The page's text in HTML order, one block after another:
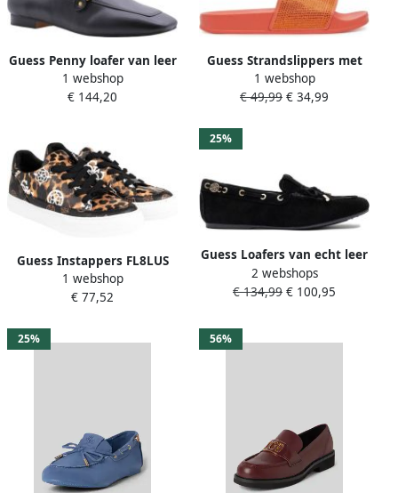
Guess Penny loafer van leer
1 webshop
€ 144,20
Guess Strandslippers met
Strass-steentjes
1 webshop
€ 49,99 € 34,99
Guess Instappers FL8LUS
FAL12 | Lusey
1 webshop
€ 77,52
25%
Guess Loafers van echt leer
model 'Aisha'
2 webshops
€ 134,99 € 100,95
25% 56%